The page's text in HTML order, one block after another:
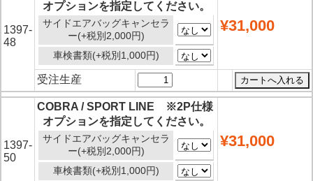
1397-
48
オプションを指定してください。
サイドエアバッグキャンセラ
ー(+税別2,000円)
車検書類(+税別1,000円)
¥31,000
受注生産
1397-
50
COBRA / SPORT LINE ※2P仕様
オプションを指定してください。
サイドエアバッグキャンセラ
ー(+税別2,000円)
車検書類(+税別1,000円)
¥31,000